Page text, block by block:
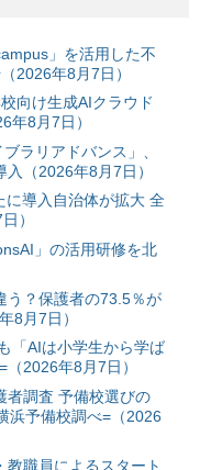
」を活用した不
2026年8月7日）
向け生成AIクラウド
年8月7日）
ラリアドバンス」、
（2026年8月7日）
に導入自治体が拡大 全
）
」の活用研修を北
う？保護者の73.5％が
8月7日）
「AIは小学生から学ば
2026年8月7日）
者調査 予備校選びの
浜予備校調べ=（2026
職員によるスタート